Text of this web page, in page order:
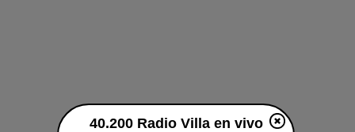
40.200 Radio Villa en vivo